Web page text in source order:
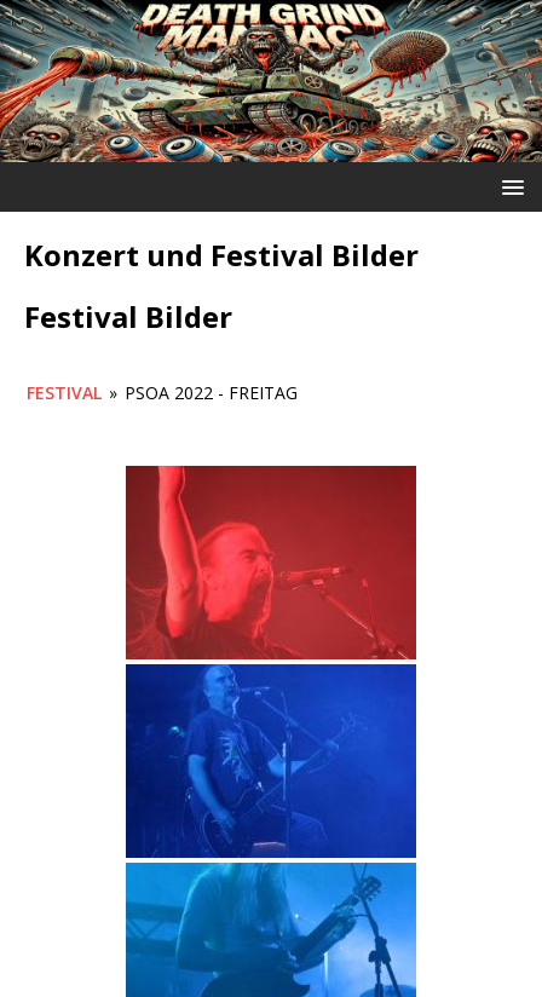
Konzert und Festival Bilder
Festival Bilder
FESTIVAL » PSOA 2022 - FREITAG